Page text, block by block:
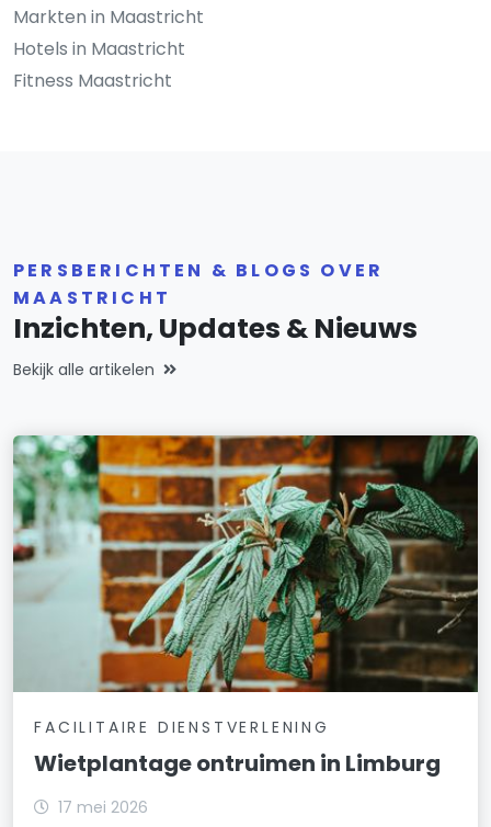
Markten in Maastricht
Hotels in Maastricht
Fitness Maastricht
PERSBERICHTEN & BLOGS OVER
MAASTRICHT
Inzichten, Updates & Nieuws
Bekijk alle artikelen
FACILITAIRE DIENSTVERLENING
Wietplantage ontruimen in Limburg
17 mei 2026